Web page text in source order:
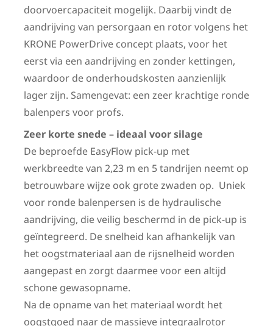
doorvoercapaciteit mogelijk. Daarbij vindt de
aandrijving van persorgaan en rotor volgens het
KRONE PowerDrive concept plaats, voor het
eerst via een aandrijving en zonder kettingen,
waardoor de onderhoudskosten aanzienlijk
lager zijn. Samengevat: een zeer krachtige ronde
balenpers voor profs.
Zeer korte snede – ideaal voor silage
De beproefde EasyFlow pick-up met
werkbreedte van 2,23 m en 5 tandrijen neemt op
betrouwbare wijze ook grote zwaden op. Uniek
voor ronde balenpersen is de hydraulische
aandrijving, die veilig beschermd in de pick-up is
geïntegreerd. De snelheid kan afhankelijk van
het oogstmateriaal aan de rijsnelheid worden
aangepast en zorgt daarmee voor een altijd
schone gewasopname.
Na de opname van het materiaal wordt het
oogstgoed naar de massieve integraalrotor